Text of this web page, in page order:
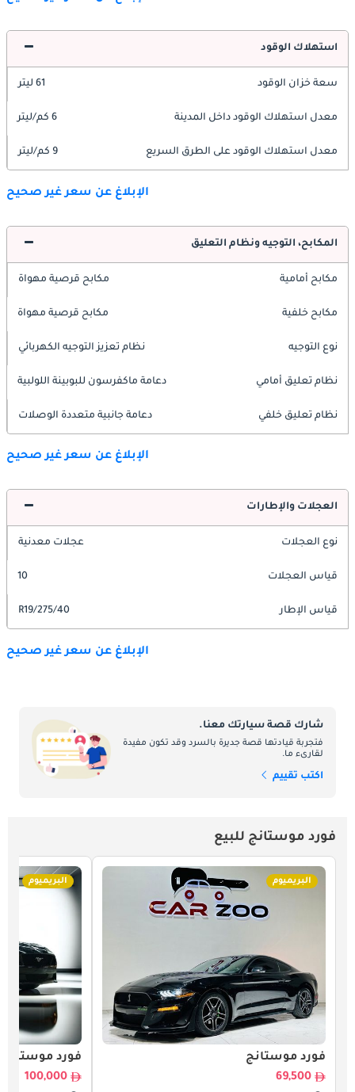
استهلاك الوقود
سعة خزان الوقود 61 ليتر
معدل استهلاك الوقود داخل المدينة 6 كم/ليتر
معدل استهلاك الوقود على الطرق السريع 9 كم/ليتر
الإبلاغ عن سعر غير صحيح
المكابح، التوجيه ونظام التعليق
مكابح أمامية مكابح قرصية مهواة
مكابح خلفية مكابح قرصية مهواة
نوع التوجيه نظام تعزيز التوجيه الكهربائي
نظام تعليق أمامي دعامة ماكفرسون للبوبينة اللولبية
نظام تعليق خلفي دعامة جانبية متعددة الوصلات
الإبلاغ عن سعر غير صحيح
العجلات والإطارات
نوع العجلات عجلات معدنية
قياس العجلات 10
قياس الإطار 275/40/R19
الإبلاغ عن سعر غير صحيح
شارك قصة سيارتك معنا.
فتجربة قيادتها قصة جديرة بالسرد وقد تكون مفيدة
لقارىء ما.
اكتب تقييم
فورد موستانج للبيع
البريميوم
فورد موستانج
69,500
البريميوم
فورد موستانج
100,000